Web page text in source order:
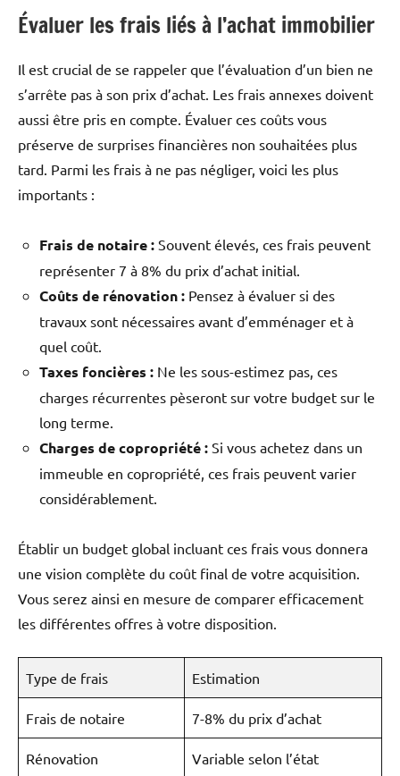
Évaluer les frais liés à l’achat immobilier
Il est crucial de se rappeler que l’évaluation d’un bien ne
s’arrête pas à son prix d’achat. Les frais annexes doivent
aussi être pris en compte. Évaluer ces coûts vous
préserve de surprises financières non souhaitées plus
tard. Parmi les frais à ne pas négliger, voici les plus
importants :
Frais de notaire : Souvent élevés, ces frais peuvent
représenter 7 à 8% du prix d’achat initial.
Coûts de rénovation : Pensez à évaluer si des
travaux sont nécessaires avant d’emménager et à
quel coût.
Taxes foncières : Ne les sous-estimez pas, ces
charges récurrentes pèseront sur votre budget sur le
long terme.
Charges de copropriété : Si vous achetez dans un
immeuble en copropriété, ces frais peuvent varier
considérablement.
Établir un budget global incluant ces frais vous donnera
une vision complète du coût final de votre acquisition.
Vous serez ainsi en mesure de comparer efficacement
les différentes offres à votre disposition.
Type de frais Estimation
Frais de notaire 7-8% du prix d’achat
Rénovation Variable selon l’état